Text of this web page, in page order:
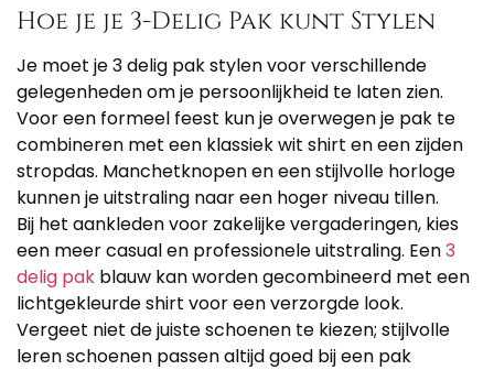
Hoe je je 3-Delig Pak kunt Stylen
Je moet je 3 delig pak stylen voor verschillende
gelegenheden om je persoonlijkheid te laten zien.
Voor een formeel feest kun je overwegen je pak te
combineren met een klassiek wit shirt en een zijden
stropdas. Manchetknopen en een stijlvolle horloge
kunnen je uitstraling naar een hoger niveau tillen.
Bij het aankleden voor zakelijke vergaderingen, kies
een meer casual en professionele uitstraling. Een3
delig pak blauw kan worden gecombineerd met een
lichtgekleurde shirt voor een verzorgde look.
Vergeet niet de juiste schoenen te kiezen; stijlvolle
leren schoenen passen altijd goed bij een pak